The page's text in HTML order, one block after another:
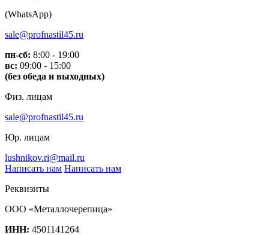
(WhatsApp)
sale@profnastil45.ru
пн-сб: 8:00 - 19:00
вс: 09:00 - 15:00
(без обеда и выходных)
Физ. лицам
sale@profnastil45.ru
Юр. лицам
lushnikov.ri@mail.ru
Написать нам Написать нам
Реквизиты
ООО «Металлочерепица»
ИНН: 4501141264